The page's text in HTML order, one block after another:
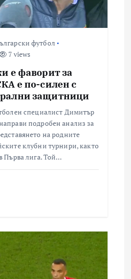
футбол
7 views
е фаворит за
е по-силен с
защитници
специалист Димитър
подробен анализ за
на родните
клубни турнири, както
Първа лига. Той…